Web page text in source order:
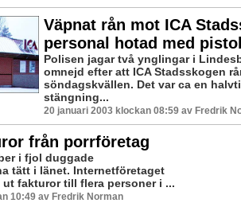
Väpnat rån mot ICA
personal hotad med
Polisen jagar två ynglingar i
omnejd efter att ICA Stadsskogen
söndagskvällen. Det var ca en
stängning...
20 januari 2003 klockan 08:59 av Fredrik
från porrföretag
i fjol duggade
tätt i länet. Internetföretaget
fakturor till flera personer i ...
10:49 av Fredrik Norman